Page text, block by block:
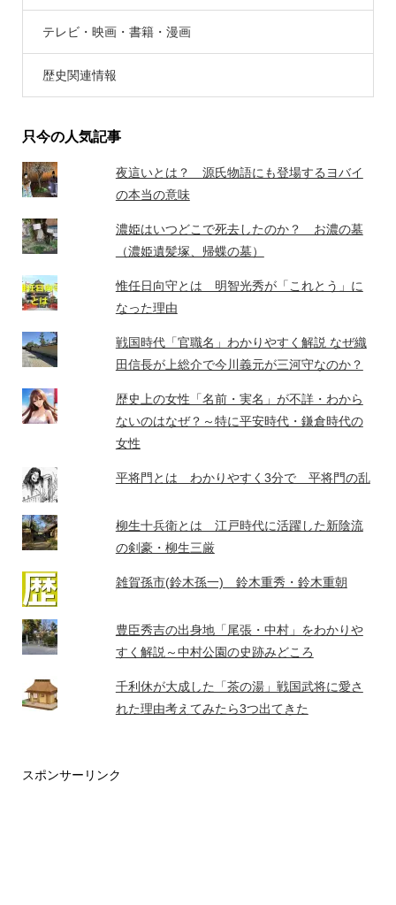
テレビ・映画・書籍・漫画
歴史関連情報
只今の人気記事
夜這いとは？ 源氏物語にも登場するヨバイ
の本当の意味
濃姫はいつどこで死去したのか？ お濃の墓
（濃姫遺髪塚、帰蝶の墓）
惟任日向守とは 明智光秀が「これとう」に
なった理由
戦国時代「官職名」わかりやすく解説 なぜ織
田信長が上総介で今川義元が三河守なのか？
歴史上の女性「名前・実名」が不詳・わから
ないのはなぜ？～特に平安時代・鎌倉時代の
女性
平将門とは わかりやすく3分で 平将門の乱
柳生十兵衛とは 江戸時代に活躍した新陰流
の剣豪・柳生三厳
雑賀孫市(鈴木孫一) 鈴木重秀・鈴木重朝
豊臣秀吉の出身地「尾張・中村」をわかりや
すく解説～中村公園の史跡みどころ
千利休が大成した「茶の湯」戦国武将に愛さ
れた理由考えてみたら3つ出てきた
スポンサーリンク